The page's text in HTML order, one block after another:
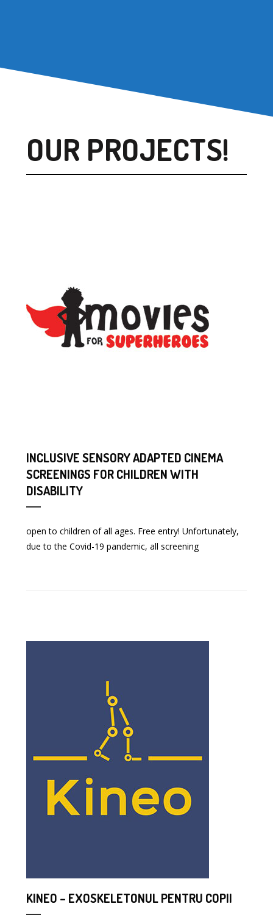
OUR PROJECTS!
INCLUSIVE SENSORY ADAPTED CINEMA
SCREENINGS FOR CHILDREN WITH
DISABILITY
open to children of all ages. Free entry! Unfortunately,
due to the Covid-19 pandemic, all screening
KINEO – EXOSKELETONUL PENTRU COPII